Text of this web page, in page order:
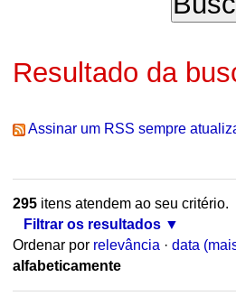
Resultado da
Assinar um RSS sempre
295itens atendem ao seu critério.
Filtrar os resultados
Ordenar por relevância · data
alfabeticamente